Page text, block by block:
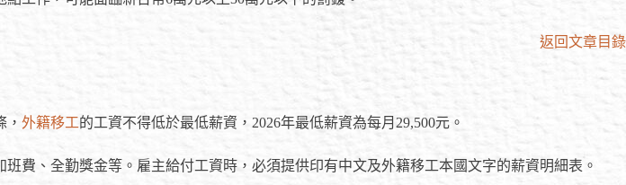
返回文章目錄
外籍移工的工資不得低於最低薪資，2026年最低薪資為每月29,500元。
費、全勤獎金等。雇主給付工資時，必須提供印有中文及外籍移工本國文字的薪資明細表。